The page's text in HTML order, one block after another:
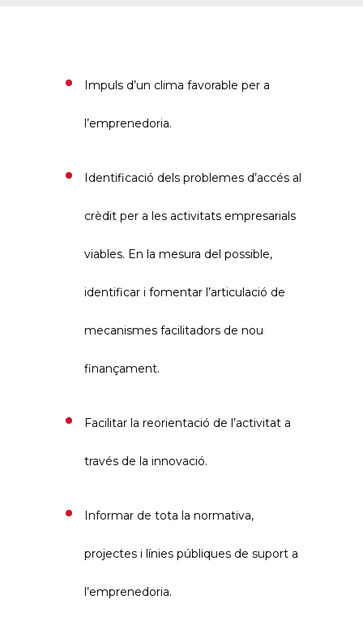
Impuls d’un clima favorable per a
l’emprenedoria.
Identificació dels problemes d’accés al
crèdit per a les activitats empresarials
viables. En la mesura del possible,
identificar i fomentar l’articulació de
mecanismes facilitadors de nou
finançament.
Facilitar la reorientació de l’activitat a
través de la innovació.
Informar de tota la normativa,
projectes i línies públiques de suport a
l’emprenedoria.